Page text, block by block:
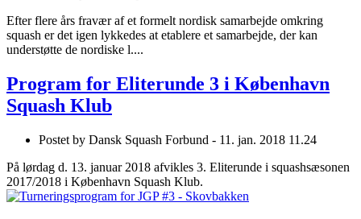
Efter flere års fravær af et formelt nordisk samarbejde omkring
squash er det igen lykkedes at etablere et samarbejde, der kan
understøtte de nordiske l....
Program for Eliterunde 3 i København
Squash Klub
Postet by Dansk Squash Forbund - 11. jan. 2018 11.24
På lørdag d. 13. januar 2018 afvikles 3. Eliterunde i squashsæsonen
2017/2018 i København Squash Klub.